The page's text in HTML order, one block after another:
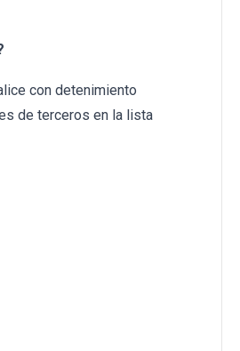
con detenimiento
de terceros en la lista